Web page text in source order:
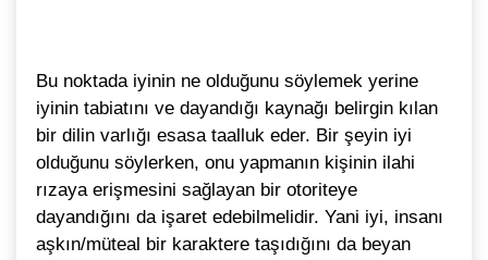
Bu noktada iyinin ne olduğunu söylemek yerine
iyinin tabiatını ve dayandığı kaynağı belirgin kılan
bir dilin varlığı esasa taalluk eder. Bir şeyin iyi
olduğunu söylerken, onu yapmanın kişinin ilahi
rızaya erişmesini sağlayan bir otoriteye
dayandığını da işaret edebilmelidir. Yani iyi, insanı
aşkın/müteal bir karaktere taşıdığını da beyan